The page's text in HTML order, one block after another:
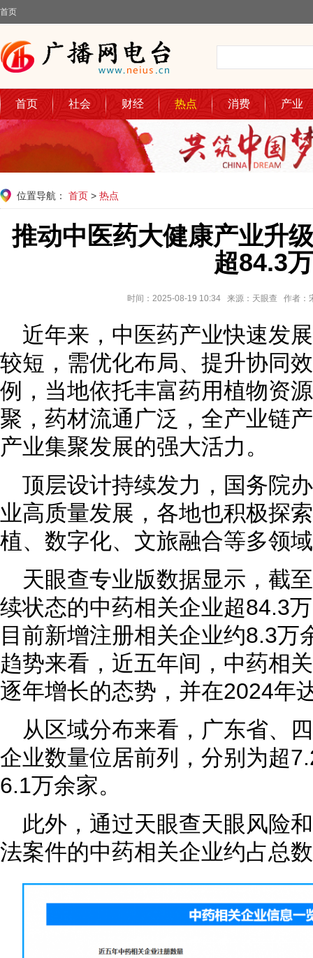
首页
首页 社会 财经 热点 消费 产业
位置导航： 首页 > 热点
推动中医药大健康产业升
超84.3
时间：2025-08-19 10:34 来源：天眼查 作者
近年来，中医药产业快速发
较短，需优化布局、提升协同
例，当地依托丰富药用植物资
聚，药材流通广泛，全产业链
产业集聚发展的强大活力。
顶层设计持续发力，国务院
业高质量发展，各地也积极探
植、数字化、文旅融合等多领
天眼查专业版数据显示，截
续状态的中药相关企业超84.3
目前新增注册相关企业约8.3万
趋势来看，近五年间，中药相
逐年增长的态势，并在2024年
从区域分布来看，广东省、
企业数量位居前列，分别为超
6.1万余家。
此外，通过天眼查天眼风险
法案件的中药相关企业约占总